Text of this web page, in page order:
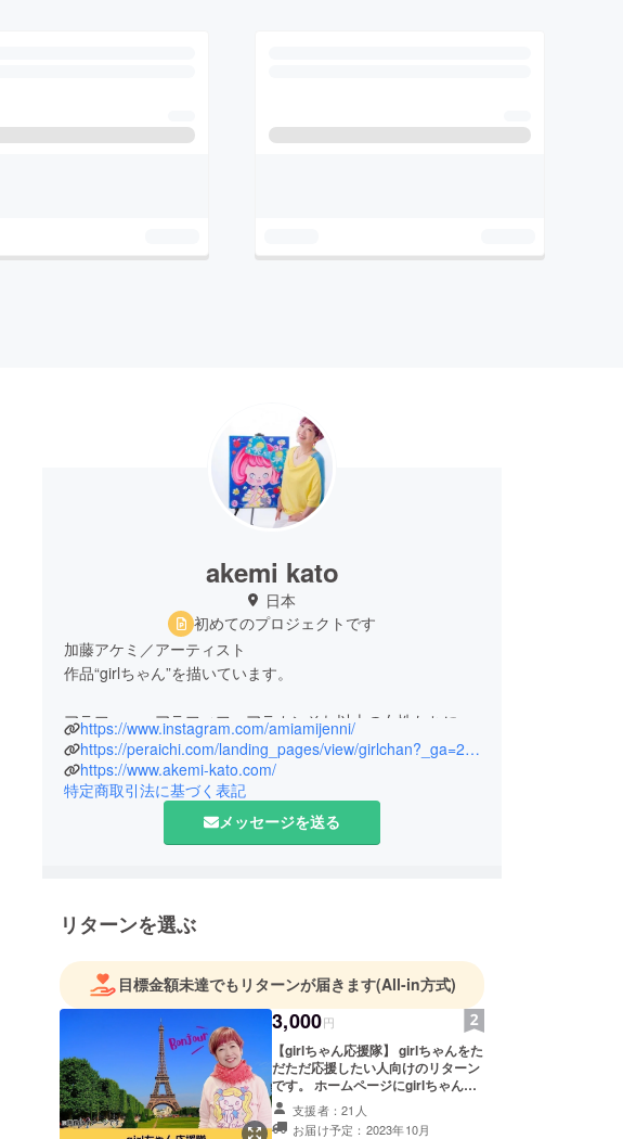
akemi kato
日本
初めてのプロジェクトです
加藤アケミ／アーティスト
作品“girlちゃん”を描いています。
アラフォー、アラフィフ、アラカンそれ以上の女性たちに、
夢と希望と元気を与える使命のもと、“girlちゃん”が生まれ、
グッズや絵画の展示販売、個展やその他イベントを開催して
います。
https://www.instagram.com/amiamijenni/
https://peraichi.com/landing_pages/view/girlchan?_ga=2.251260678.186591004.1631842478-1135916314.1631842478
https://www.akemi-kato.com/
特定商取引法に基づく表記
メッセージを送る
リターンを選ぶ
目標金額未達でもリターンが届きます(All-in方式)
3,000円
【girlちゃん応援隊】 girlちゃんをた
だただ応援したい人向けのリターン
です。 ホームページにgirlちゃんを
応援してくれた人として、お名前を
掲載します。（ニックネームでも
支援者：21人
お届け予定：2023年10月